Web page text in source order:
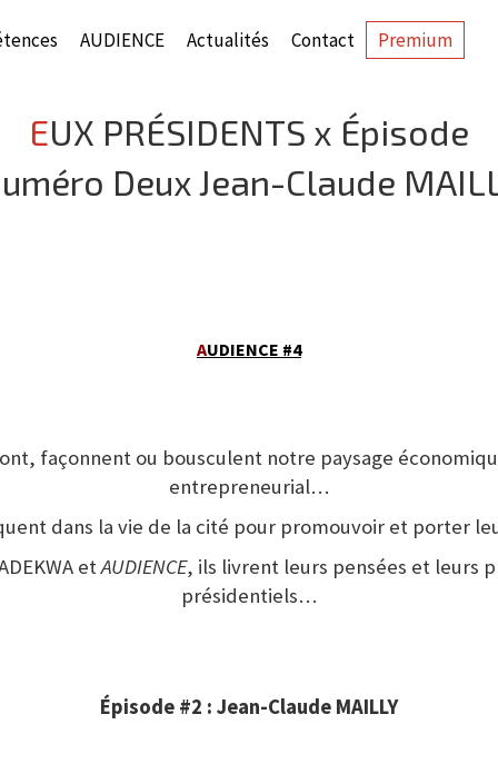
AUDIENCE Actualités Contact Premium
EUX PRÉSIDENTS x Épisode
Deux Jean-Claude
AUDIENCE #4
façonnent ou bousculent notre paysage
entrepreneurial…
dans la vie de la cité pour promouvoir et porter
etAUDIENCE, ils livrent leurs pensées et leurs
présidentiels…
Épisode #2 : Jean-Claude MAILLY